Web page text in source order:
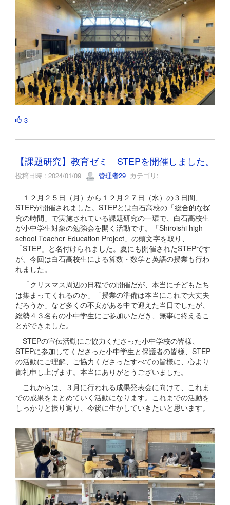
3
【課題研究】教育ゼミ STEPを開催しました。
投稿日時 : 2024/01/09 管理者29 カテゴリ:
１２月２５日（月）から１２月２７日（水）の３日間、
STEPが開催されました。STEPとは白石高校の「総合的な探
究の時間」で実施されている課題研究の一環で、白石高校生
が小中学生対象の勉強会を開く活動です。「Shiroishi high
school Teacher Education Project」の頭文字を取り、
「STEP」と名付けられました。夏にも開催されたSTEPです
が、今回は白石高校生による算数・数学と英語の授業も行わ
れました。
「クリスマス周辺の日程での開催だが、本当に子どもたち
は集まってくれるのか」「授業の準備は本当にこれで大丈夫
だろうか」など多くの不安がある中で迎えた当日でしたが、
総勢４３名もの小中学生にご参加いただき、無事に終えるこ
とができました。
STEPの宣伝活動にご協力くださった小中学校の皆様、
STEPに参加してくださった小中学生と保護者の皆様、STEP
の活動にご理解、ご協力くださったすべての皆様に、心より
御礼申し上げます。本当にありがとうございました。
これからは、３月に行われる成果発表会に向けて、これま
での成果をまとめていく活動になります。これまでの活動を
しっかりと振り返り、今後に生かしていきたいと思います。